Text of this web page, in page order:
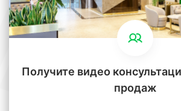
Получите видео
продаж